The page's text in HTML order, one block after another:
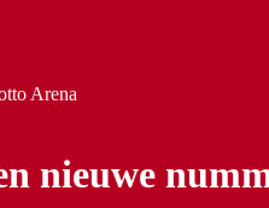
Arena
nieuwe